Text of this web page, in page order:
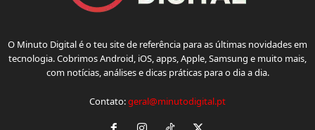
O Minuto Digital é o teu site de referência para as últimas novidades em
tecnologia. Cobrimos Android, iOS, apps, Apple, Samsung e muito mais,
com notícias, análises e dicas práticas para o dia a dia.
Contato:geral@minutodigital.pt